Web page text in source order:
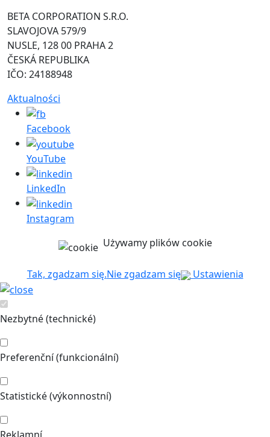
BETA CORPORATION S.R.O.
SLAVOJOVA 579/9
NUSLE, 128 00 PRAHA 2
ČESKÁ REPUBLIKA
IČO: 24188948
Aktualności
Facebook
YouTube
LinkedIn
Instagram
Używamy plików cookie
Tak, zgadzam się.Nie zgadzam się Ustawienia
Nezbytné (technické)
Preferenční (funkcionální)
Statistické (výkonnostní)